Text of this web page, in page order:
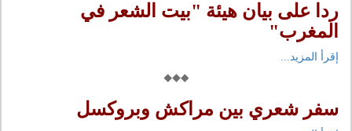
ردا على بيان هيئة "بيت الشعر في
المغرب"
إقرأ المزيد...
سفر شعري بين مراكش وبروكسل